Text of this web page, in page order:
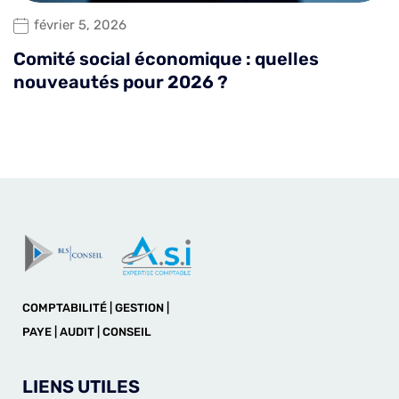
février 5, 2026
Comité social économique : quelles
nouveautés pour 2026 ?
COMPTABILITÉ | GESTION |
PAYE | AUDIT | CONSEIL
LIENS UTILES